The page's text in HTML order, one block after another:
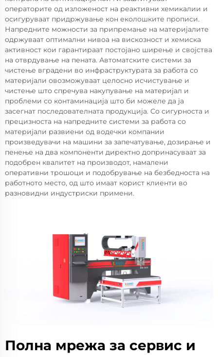
операторите од изложеност на реактивни хемикалии и
осигуруваат придржување кон еколошките прописи.
Напредните можности за припремање на материјалите
одржуваат оптимални нивоа на вискозност и хемиска
активност кои гарантираат постојано ширење и својства
на отврдување на пената. Автоматските системи за
чистење вградени во инфраструктурата за работа со
материјали овозможуваат целосно исчистување и
чистење што спречува накупување на материјал и
проблеми со контаминација што би можеле да ја
засегнат последователната продукција. Со сигурноста и
прецизноста на напредните системи за работа со
материјали развиени од водечки компании
произведувачи на машини за запечатување, дозирање и
пенење на два компоненти директно допринасуваат за
подобрен квалитет на производот, намалени
оперативни трошоци и подобрување на безбедноста на
работното место, од што имаат корист клиенти во
разновидни индустриски примени.
Полна мрежа за сервис и